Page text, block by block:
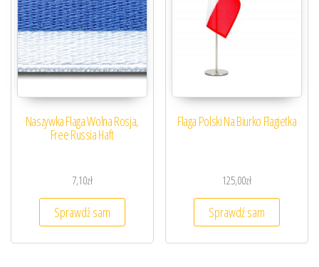
Naszywka Flaga Wolna Rosja,
Free Russia Haft
7,10zł
Sprawdź sam
Flaga Polski Na Biurko Flagietka
125,00zł
Sprawdź sam